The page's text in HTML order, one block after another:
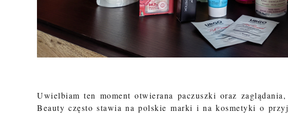
Uwielbiam ten moment otwierana paczuszki oraz
Beauty często stawia na polskie marki i na kosmetyki o